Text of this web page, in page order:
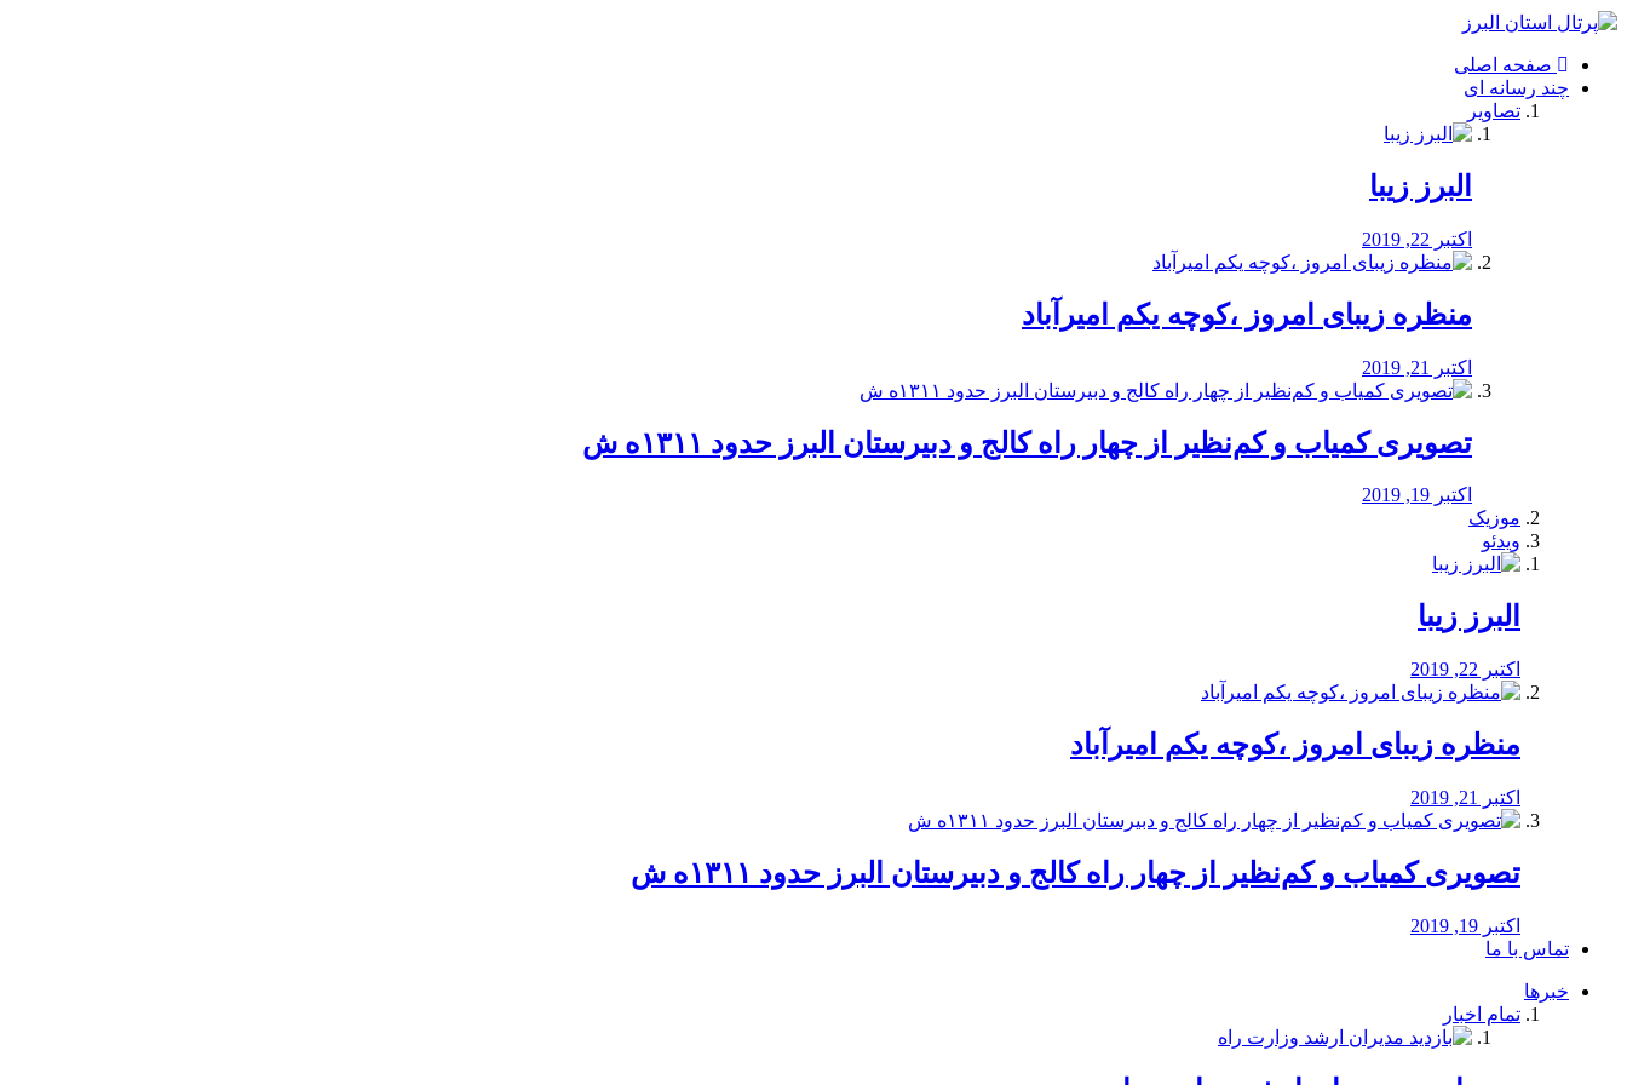
فصد
شرق
تهران
خشکشویی
صفحه اصلی
چند رسانه ای
تصاویر
البرز زیبا
اکتبر 22, 2019
منظره‌‌ زیبای امروز ،کوچه یکم امیرآباد
اکتبر 21, 2019
️تصویری کمیاب و کم‌نظیر از چهار راه كالج و دبيرستان البرز حدود ۱۳۱۱ه ش
اکتبر 19, 2019
موزیک
ویدئو
البرز زیبا
اکتبر 22, 2019
منظره‌‌ زیبای امروز ،کوچه یکم امیرآباد
اکتبر 21, 2019
️تصویری کمیاب و کم‌نظیر از چهار راه كالج و دبيرستان البرز حدود ۱۳۱۱ه ش
اکتبر 19, 2019
تماس با ما
خبرها
تمام اخبار